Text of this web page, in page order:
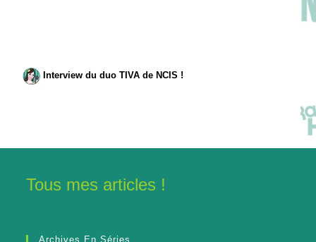
Interview du duo TIVA de NCIS !
Tous mes articles !
Archives En Séries